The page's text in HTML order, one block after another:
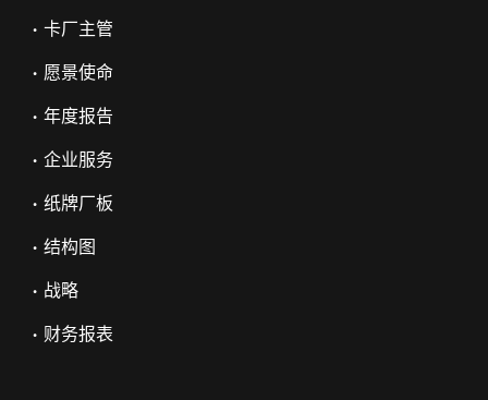
• 卡厂主管
• 愿景使命
• 年度报告
• 企业服务
• 纸牌厂板
• 结构图
• 战略
• 财务报表